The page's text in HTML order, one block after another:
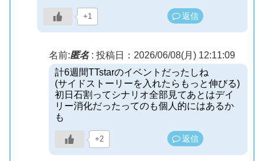
+1 返信
名前:匿名: 投稿日：2026/06/08(月) 12:11:09
計6週間TTstarのイベントだったしね
(サイドストーリーを入れたらもっと伸びる)
初日石割ってシナリオ全部見てあとはデイ
リー消化だったってのも個人的にはあるか
も
+2 返信